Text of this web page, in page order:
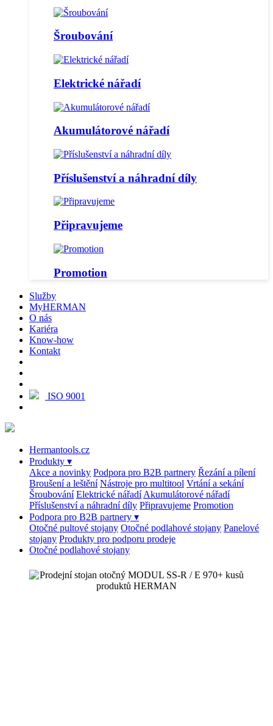
Šroubování
Elektrické nářadí
Akumulátorové nářadí
Příslušenství a náhradní díly
Připravujeme
Promotion
Služby
MyHERMAN
O nás
Kariéra
Know-how
Kontakt
ISO 9001
Hermantools.cz
Produkty ▾
Akce a novinky Podpora pro B2B partnery Řezání a pílení
Broušení a leštění Nástroje pro multitool Vrtání a sekání
Šroubování Elektrické nářadí Akumulátorové nářadí
Příslušenství a náhradní díly Připravujeme Promotion
Podpora pro B2B partnery ▾
Otočné pultové stojany Otočné podlahové stojany Panelové
stojany Produkty pro podporu prodeje
Otočné podlahové stojany